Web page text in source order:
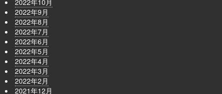
2022年10月
2022年9月
2022年8月
2022年7月
2022年6月
2022年5月
2022年4月
2022年3月
2022年2月
2021年12月